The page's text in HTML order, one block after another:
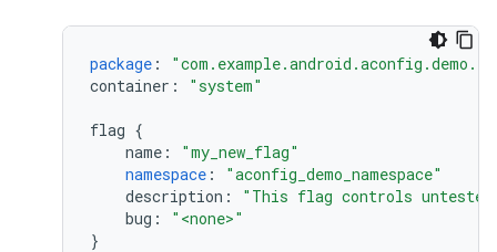
package :
container : "system"
flag {
name :
"my_new_flag"
namespace :
"aconfig_demo_namespace"
description :
"This flag controls untested
bug :
"<none>"
}